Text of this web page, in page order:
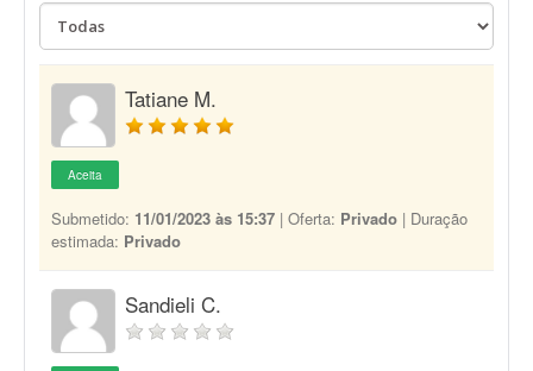
Tatiane M.
Aceita
Submetido: 11/01/2023 às 15:37 | Oferta: Privado | Duração
estimada: Privado
Sandieli C.